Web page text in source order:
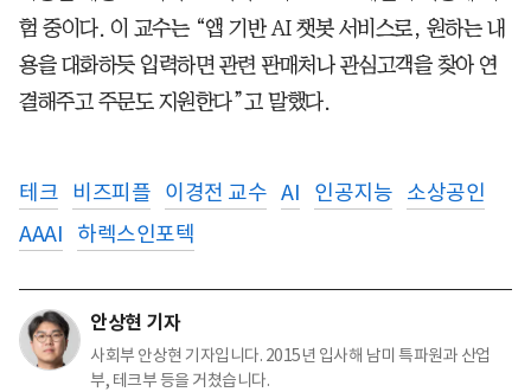
험 중이다. 이 교수는 “앱 기반 AI 챗봇 서비스로, 원하는 내
용을 대화하듯 입력하면 관련 판매처나 관심고객을 찾아 연
결해주고 주문도 지원한다”고 말했다.
테크 비즈피플 이경전 교수 AI 인공지능 소상공인
AAAI
하렉스인포텍
안상현 기자
사회부 안상현 기자입니다. 2015년 입사해 남미 특파원과 산업
부, 테크부 등을 거쳤습니다.